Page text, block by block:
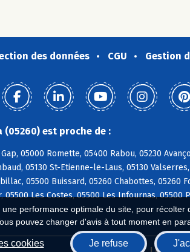
performance optimale du site, pour
pouvez changer d'avis à tout moment en
cookies Je refuse
des données CGU Gestion
(05260) est proche de :
05000 Romette, 05400 Rabou, 05230
05130 St-Etienne-le-Laus, 05130
05500 Buissard, 05260 Chabottes, 05260
05500 Les Costes, 05500 Les Infournas,